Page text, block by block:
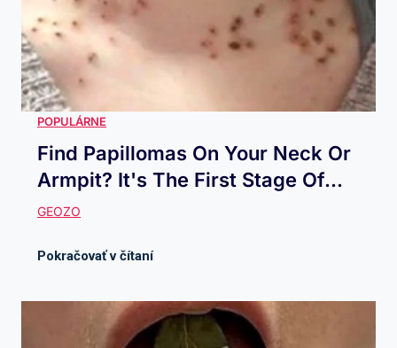
Find Papillomas On Your Neck Or
Armpit? It's The First Stage Of...